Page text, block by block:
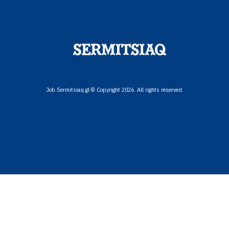
Job.Sermitsiaq.gl © Copyright 2026. All rights reserved.